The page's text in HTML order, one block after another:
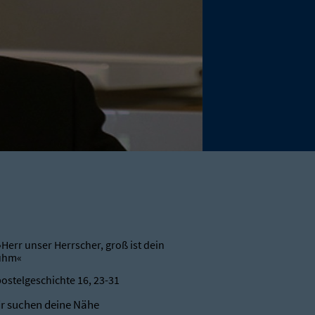
unser Herrscher, groß ist dein
16, 23-31
suchen deine Nähe